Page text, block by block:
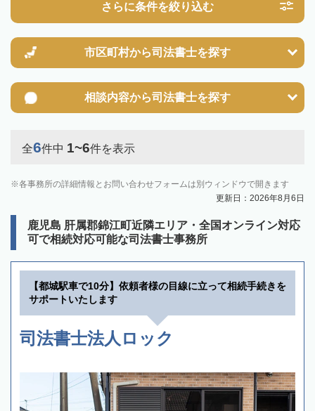
さらに条件を絞り込む
市区町村から司法書士を探す
相談内容から司法書士を探す
全6件中 1~6件を表示
各事務所の詳細情報とお問い合わせフォームは別ウィンドウで開きます
更新日：2026年8月6日
鹿児島 肝属郡錦江町近隣エリア・全国オンライン対応
可で相続対応可能な司法書士事務所
【都城駅車で10分】依頼者様の目線に立って相続手続きを
サポートいたします
司法書士法人ロック